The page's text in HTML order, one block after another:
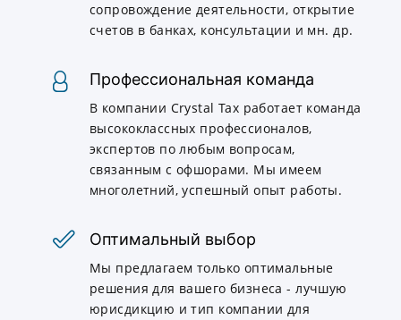
сопровождение деятельности, открытие
счетов в банках, консультации и мн. др.
Профессиональная команда
В компании Crystal Tax работает команда
высококлассных профессионалов,
экспертов по любым вопросам,
связанным с офшорами. Мы имеем
многолетний, успешный опыт работы.
Оптимальный выбор
Мы предлагаем только оптимальные
решения для вашего бизнеса - лучшую
юрисдикцию и тип компании для